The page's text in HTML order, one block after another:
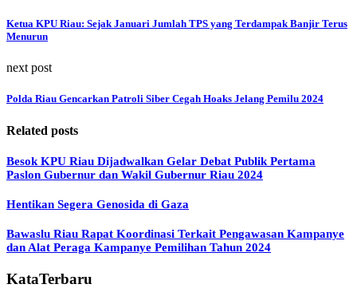
Ketua KPU Riau: Sejak Januari Jumlah TPS yang Terdampak Banjir Terus
Menurun
next post
Polda Riau Gencarkan Patroli Siber Cegah Hoaks Jelang Pemilu 2024
Related posts
Besok KPU Riau Dijadwalkan Gelar Debat Publik Pertama
Paslon Gubernur dan Wakil Gubernur Riau 2024
Hentikan Segera Genosida di Gaza
Bawaslu Riau Rapat Koordinasi Terkait Pengawasan Kampanye
dan Alat Peraga Kampanye Pemilihan Tahun 2024
KataTerbaru